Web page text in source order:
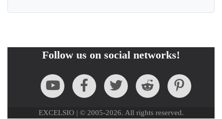
Follow us on social networks!
EXCELSIO | © 2005-2026. All rights reserved.